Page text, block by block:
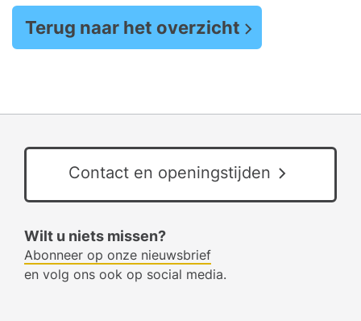
Terug naar het overzicht
Contact en openingstijden
Wilt u niets missen?
Abonneer op onze nieuwsbrief
en volg ons ook op social media.